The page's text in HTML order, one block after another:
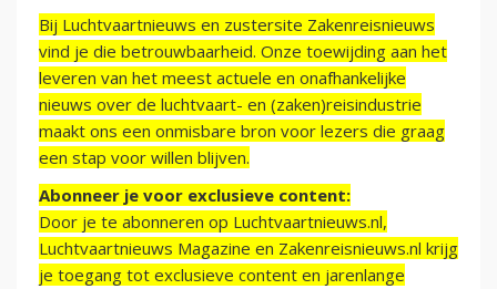
Bij Luchtvaartnieuws en zustersite Zakenreisnieuws
vind je die betrouwbaarheid. Onze toewijding aan het
leveren van het meest actuele en onafhankelijke
nieuws over de luchtvaart- en (zaken)reisindustrie
maakt ons een onmisbare bron voor lezers die graag
een stap voor willen blijven.
Abonneer je voor exclusieve content:
Door je te abonneren op Luchtvaartnieuws.nl,
Luchtvaartnieuws Magazine en Zakenreisnieuws.nl krijg
je toegang tot exclusieve content en jarenlange